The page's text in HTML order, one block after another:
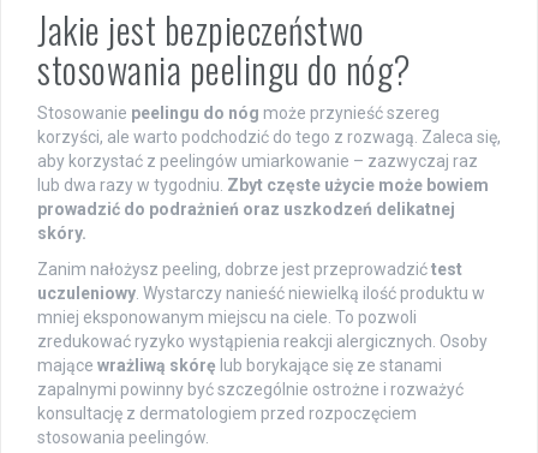
Jakie jest bezpieczeństwo
stosowania peelingu do nóg?
Stosowanie peelingu do nóg może przynieść szereg
korzyści, ale warto podchodzić do tego z rozwagą. Zaleca się,
aby korzystać z peelingów umiarkowanie – zazwyczaj raz
lub dwa razy w tygodniu. Zbyt częste użycie może bowiem
prowadzić do podrażnień oraz uszkodzeń delikatnej
skóry.
Zanim nałożysz peeling, dobrze jest przeprowadzićtest
uczuleniowy . Wystarczy nanieść niewielką ilość produktu w
mniej eksponowanym miejscu na ciele. To pozwoli
zredukować ryzyko wystąpienia reakcji alergicznych. Osoby
mające wrażliwą skórę lub borykające się ze stanami
zapalnymi powinny być szczególnie ostrożne i rozważyć
konsultację z dermatologiem przed rozpoczęciem
stosowania peelingów.